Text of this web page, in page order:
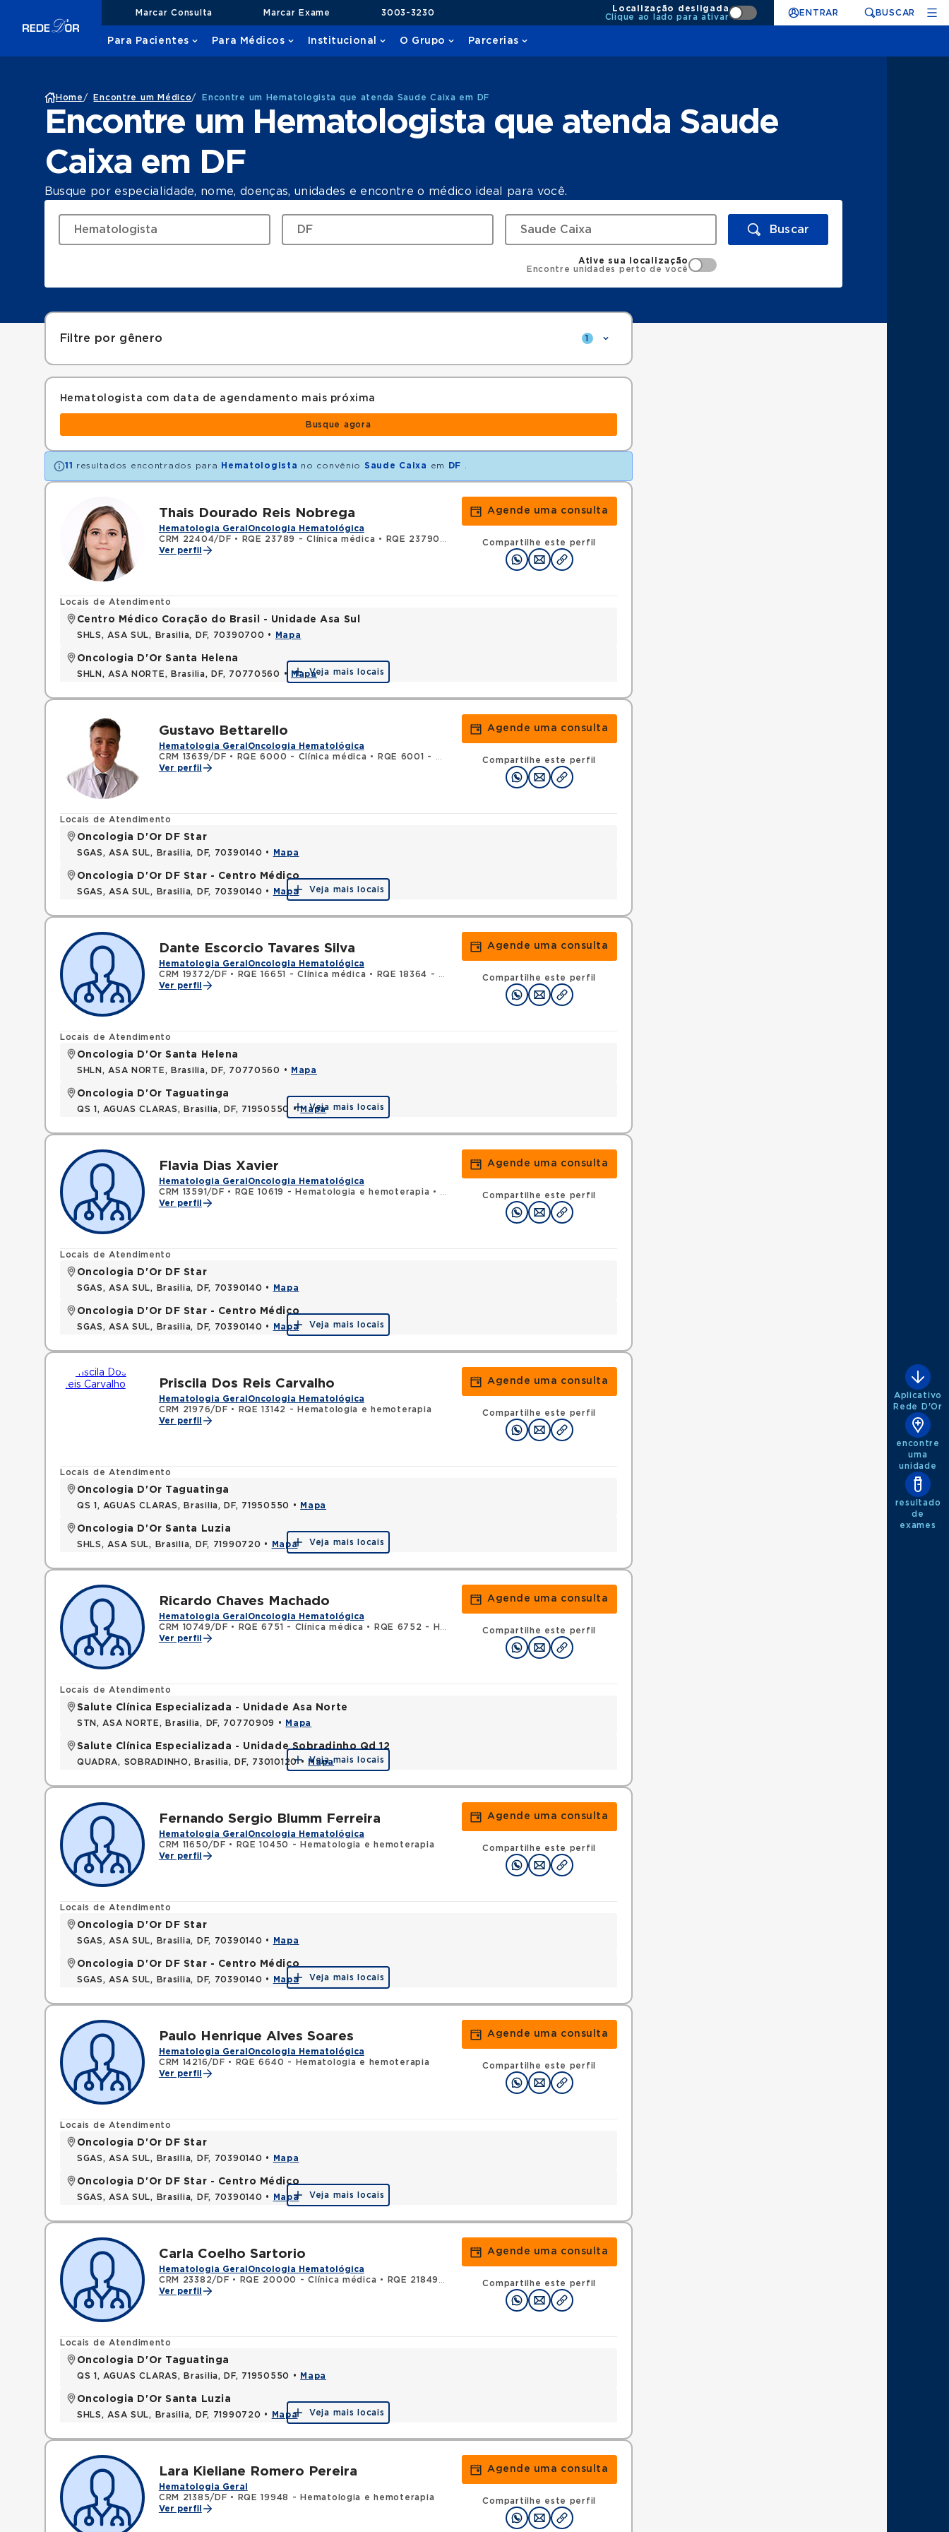
Marcar Consulta Marcar Exame 3003-3230
Localização desligada
Clique ao lado para ativar
ENTRAR BUSCAR
Para Pacientes Para Médicos Institucional O Grupo Parcerias
Home / Encontre um Médico/ Encontre um Hematologista que atenda Saude Caixa em DF
Encontre um Hematologista que atenda Saude
Caixa em DF
Busque por especialidade, nome, doenças, unidades e encontre o médico ideal para você.
Buscar
Ative sua localização
Encontre unidades perto de você
Filtre por gênero 1
Hematologista com data de agendamento mais próxima
Busque agora
11 resultados encontrados para Hematologista no convênio Saude Caixa em DF
Thais Dourado Reis Nobrega
Hematologia Geral Oncologia Hematológica
CRM 22404/DF • RQE 23789 - Clínica médica •
RQE 23790 - Hematologia e hemoterapia
Ver perfil
Agende uma consulta
Compartilhe este perfil
Locais de Atendimento
Centro Médico Coração do Brasil - Unidade Asa Sul
SHLS, ASA SUL, Brasilia, DF, 70390700 • Mapa
Oncologia D'Or Santa Helena
SHLN, ASA NORTE, Brasilia, DF, 70770560 • MapaVeja mais locais
Gustavo Bettarello
Hematologia Geral Oncologia Hematológica
CRM 13639/DF • RQE 6000 - Clínica médica •
RQE 6001 - Hematologia e hemoterapia
Ver perfil
Agende uma consulta
Compartilhe este perfil
Locais de Atendimento
Oncologia D'Or DF Star
SGAS, ASA SUL, Brasilia, DF, 70390140 • Mapa
Oncologia D'Or DF Star - Centro Médico
SGAS, ASA SUL, Brasilia, DF, 70390140 • Mapa Veja mais locais
Dante Escorcio Tavares Silva
Hematologia Geral Oncologia Hematológica
CRM 19372/DF • RQE 16651 - Clínica médica •
RQE 18364 - Hematologia e hemoterapia
Ver perfil
Agende uma consulta
Compartilhe este perfil
Locais de Atendimento
Oncologia D'Or Santa Helena
SHLN, ASA NORTE, Brasilia, DF, 70770560 • Mapa
Oncologia D'Or Taguatinga
QS 1, AGUAS CLARAS, Brasilia, DF, 71950550 •Mapa
Veja mais locais
Flavia Dias Xavier
Hematologia Geral Oncologia Hematológica
CRM 13591/DF • RQE 10619 - Hematologia e hemoterapia •
RQE 10620 - Clínica médica
Ver perfil
Agende uma consulta
Compartilhe este perfil
Locais de Atendimento
Oncologia D'Or DF Star
SGAS, ASA SUL, Brasilia, DF, 70390140 • Mapa
Oncologia D'Or DF Star - Centro Médico
SGAS, ASA SUL, Brasilia, DF, 70390140 • Mapa Veja mais locais
Priscila Dos Reis Carvalho
Hematologia Geral Oncologia Hematológica
CRM 21976/DF •
RQE 13142 - Hematologia e hemoterapia
Ver perfil
Agende uma consulta
Compartilhe este perfil
Locais de Atendimento
Oncologia D'Or Taguatinga
QS 1, AGUAS CLARAS, Brasilia, DF, 71950550 • Mapa
Oncologia D'Or Santa Luzia
SHLS, ASA SUL, Brasilia, DF, 71990720 • Mapa Veja mais locais
Ricardo Chaves Machado
Hematologia Geral Oncologia Hematológica
CRM 10749/DF • RQE 6751 - Clínica médica •
RQE 6752 - Hematologia e hemoterapia
Ver perfil
Agende uma consulta
Compartilhe este perfil
Locais de Atendimento
Salute Clínica Especializada - Unidade Asa Norte
STN, ASA NORTE, Brasilia, DF, 70770909 • Mapa
Salute Clínica Especializada - Unidade Sobradinho Qd 12
QUADRA, SOBRADINHO, Brasilia, DF, 73010120 • Mapa
Veja mais locais
Fernando Sergio Blumm Ferreira
Hematologia Geral Oncologia Hematológica
CRM 11650/DF •
RQE 10450 - Hematologia e hemoterapia
Ver perfil
Agende uma consulta
Compartilhe este perfil
Locais de Atendimento
Oncologia D'Or DF Star
SGAS, ASA SUL, Brasilia, DF, 70390140 • Mapa
Oncologia D'Or DF Star - Centro Médico
SGAS, ASA SUL, Brasilia, DF, 70390140 • Mapa Veja mais locais
Paulo Henrique Alves Soares
Hematologia Geral Oncologia Hematológica
CRM 14216/DF •
RQE 6640 - Hematologia e hemoterapia
Ver perfil
Agende uma consulta
Compartilhe este perfil
Locais de Atendimento
Oncologia D'Or DF Star
SGAS, ASA SUL, Brasilia, DF, 70390140 • Mapa
Oncologia D'Or DF Star - Centro Médico
SGAS, ASA SUL, Brasilia, DF, 70390140 • Mapa Veja mais locais
Carla Coelho Sartorio
Hematologia Geral Oncologia Hematológica
CRM 23382/DF • RQE 20000 - Clínica médica •
RQE 21849 - Hematologia e hemoterapia
Ver perfil
Agende uma consulta
Compartilhe este perfil
Locais de Atendimento
Oncologia D'Or Taguatinga
QS 1, AGUAS CLARAS, Brasilia, DF, 71950550 • Mapa
Oncologia D'Or Santa Luzia
SHLS, ASA SUL, Brasilia, DF, 71990720 • Mapa Veja mais locais
Lara Kieliane Romero Pereira
Hematologia Geral
CRM 21385/DF •
RQE 19948 - Hematologia e hemoterapia
Ver perfil
Agende uma consulta
Compartilhe este perfil
Aplicativo
Rede D'Or
encontre
uma
unidade
resultado
de
exames